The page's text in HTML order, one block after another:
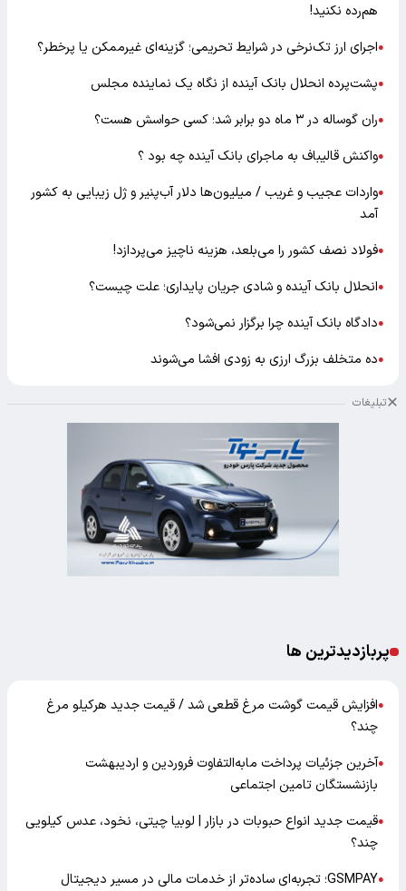
هم‌رده نکنید!
●اجرای ارز تک‌نرخی در شرایط تحریمی؛ گزینه‌ای غیرممکن یا پرخطر؟
●پشت‌پرده انحلال بانک آینده از نگاه یک نماینده مجلس
●ران گوساله در ۳ ماه دو برابر شد؛ کسی حواسش هست؟
●واکنش قالیباف به ماجرای بانک آینده چه بود ؟
●واردات عجیب و غریب / میلیون‌ها دلار آب‌پنیر و ژل زیبایی به کشور
آمد
●فولاد نصف کشور را می‌بلعد، هزینه ناچیز می‌پردازد!
●انحلال بانک آینده و شادی جریان پایداری؛ علت چیست؟
●دادگاه بانک آینده چرا برگزار نمی‌شود؟
●ده متخلف بزرگ ارزی به زودی افشا می‌شوند
تبلیغات
پربازدیدترین ها
●افزایش قیمت گوشت مرغ قطعی شد / قیمت جدید هرکیلو مرغ
چند؟
●آخرین جزئیات پرداخت مابه‌التفاوت فروردین و اردیبهشت
بازنشستگان تامین اجتماعی
●قیمت جدید انواع حبوبات در بازار | لوبیا چیتی، نخود، عدس کیلویی
چند؟
●GSMPAY؛ تجربه‌ای ساده‌تر از خدمات مالی در مسیر دیجیتال